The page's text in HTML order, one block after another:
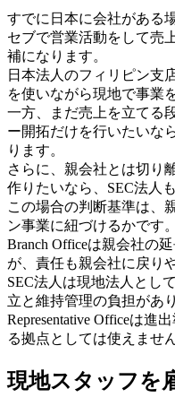
すでに日本に会社がある
セブで営業活動をして売
補になります。
日本法人のフィリピン支
を使いながら現地で事業
一方、まだ売上を立てる
ー開拓だけを行いたいな
ります。
さらに、親会社とは切り
作りたいなら、SEC法人
この場合の判断基準は、
ン事業に紐づけるかです。
Branch Officeは親会社の
が、責任も親会社に戻り
SEC法人は現地法人とし
立と維持管理の負担があ
Representative Officeは進
る拠点としては使えません
現地スタッフを